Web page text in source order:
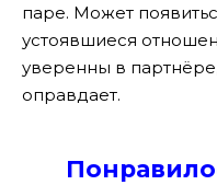
паре. Может
устоявшиеся
уверенны в
оправдает.